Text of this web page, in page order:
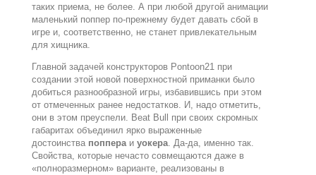
таких приема, не более. А при любой другой анимации
маленький поппер по-прежнему будет давать сбой в
игре и, соответственно, не станет привлекательным
для хищника.
Главной задачей конструкторов Pontoon21 при
создании этой новой поверхностной приманки было
добиться разнообразной игры, избавившись при этом
от отмеченных ранее недостатков. И, надо отметить,
они в этом преуспели. Beat Bull при своих скромных
габаритах объединил ярко выраженные
достоинства поппераиуокера. Да-да, именно так.
Свойства, которые нечасто совмещаются даже в
«полноразмерном» варианте, реализованы в